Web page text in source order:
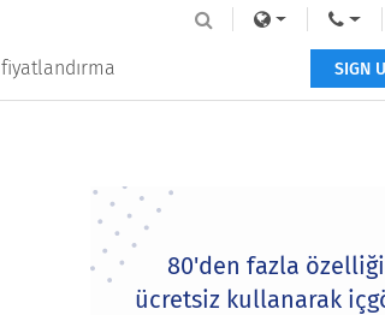
fiyatlandırma SIGN
Primary
Sidebar80'den fazla özelliği
ücretsiz kullanarak